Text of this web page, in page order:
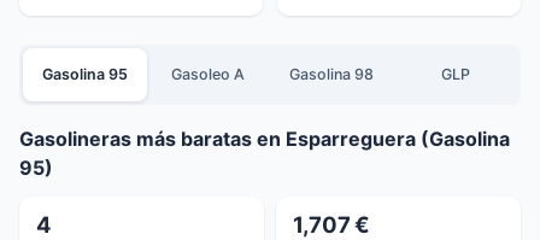
Gasolina 95 Gasoleo A Gasolina 98 GLP
Gasolineras más baratas en Esparreguera (Gasolina
95)
4 1,707 €